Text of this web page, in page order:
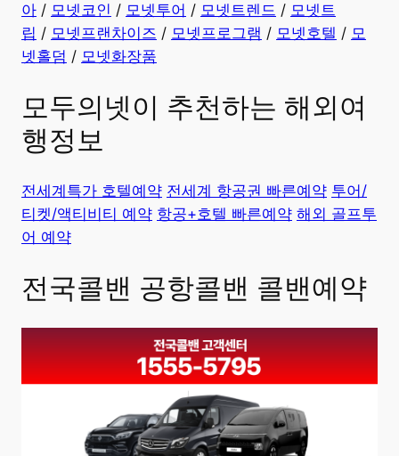
아 / 모넷코인 / 모넷투어 / 모넷트렌드 / 모넷트
립 / 모넷프랜차이즈 / 모넷프로그램 / 모넷호텔 / 모
넷홀덤 / 모넷화장품
모두의넷이 추천하는 해외여
행정보
전세계특가 호텔예약 전세계 항공권 빠른예약 투어/
티켓/액티비티 예약 항공+호텔 빠른예약 해외 골프투
어 예약
전국콜밴 공항콜밴 콜밴예약